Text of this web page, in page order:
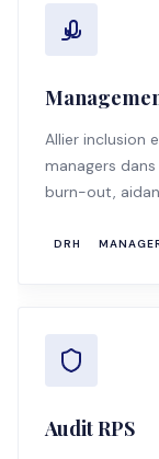
Allier inclusion
managers
burn-out,
DRH
Audit RPS